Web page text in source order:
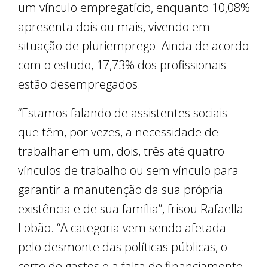
um vínculo empregatício, enquanto 10,08%
apresenta dois ou mais, vivendo em
situação de pluriemprego. Ainda de acordo
com o estudo, 17,73% dos profissionais
estão desempregados.
“Estamos falando de assistentes sociais
que têm, por vezes, a necessidade de
trabalhar em um, dois, três até quatro
vínculos de trabalho ou sem vínculo para
garantir a manutenção da sua própria
existência e de sua família”, frisou Rafaella
Lobão. “A categoria vem sendo afetada
pelo desmonte das políticas públicas, o